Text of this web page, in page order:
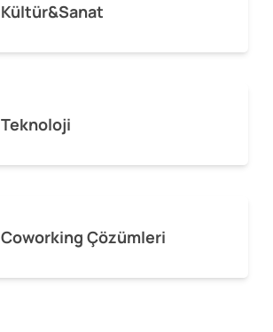
Kültür&Sanat
Teknoloji
Coworking Çözümleri